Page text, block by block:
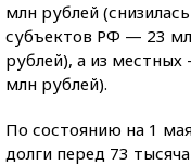
млн рублей
субъектов РФ — 23
рублей), а из
млн рублей).
По состоянию на 1
долги перед 73